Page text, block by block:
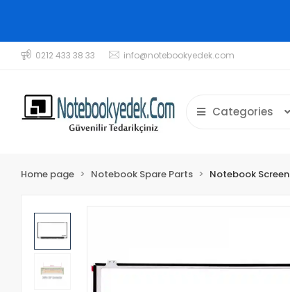
0212 433 38 33 info@notebookyedek.com
Categories
Home page Notebook Spare Parts Notebook Screen